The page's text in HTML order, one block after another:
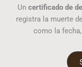
Un certificado de
registra la muerte
como la